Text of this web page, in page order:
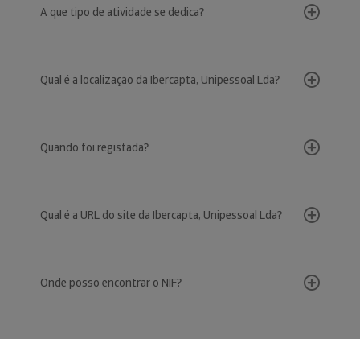
A que tipo de atividade se dedica?
Qual é a localização da Ibercapta, Unipessoal Lda?
Quando foi registada?
Qual é a URL do site da Ibercapta, Unipessoal Lda?
Onde posso encontrar o NIF?